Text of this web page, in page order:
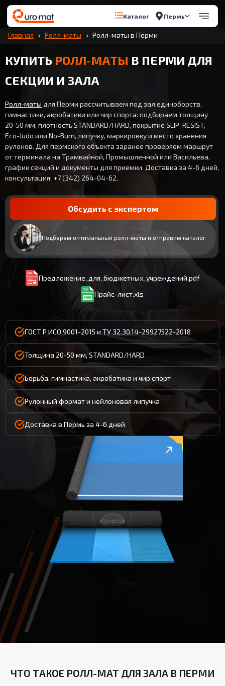
Каталог Пермь
Главная Ролл-маты Ролл-маты в Перми
КУПИТЬ РОЛЛ-МАТЫ В ПЕРМИ ДЛЯ
СЕКЦИИ И ЗАЛА
Ролл-маты для Перми рассчитываем под зал единоборств,
гимнастики, акробатики или чир спорта: подбираем толщину
20-50 мм, плотность STANDARD/HARD, покрытие SLIP-RESIST,
Eco-Judo или No-Burn, липучку, маркировку и место хранения
рулонов. Для пермского объекта заранее проверяем маршрут
от терминала на Трамвайной, Промышленной или Васильева,
график секций и документы для приемки. Доставка за 4-6 дней,
консультация: +7 (342) 264-04-62.
Обсудить с экспертом
Подберем оптимальный ролл-маты и отправим каталог
Предложение_для_бюджетных_учреждений.pdf
Прайс-лист.xls
ГОСТ Р ИСО 9001-2015 и ТУ 32.30.14-29927522-2018
Толщина 20-50 мм, STANDARD/HARD
Борьба, гимнастика, акробатика и чир спорт
Рулонный формат и нейлоновая липучка
Доставка в Пермь за 4-6 дней
ЧТО ТАКОЕ РОЛЛ-МАТ ДЛЯ ЗАЛА В ПЕРМИ